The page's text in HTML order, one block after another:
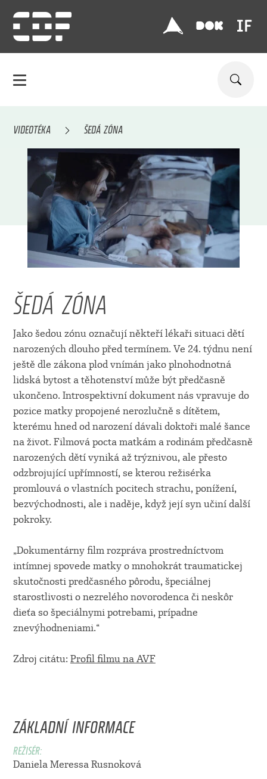
VIDEOTÉKA ŠEDÁ ZÓNA
ŠEDÁ ZÓNA
Jako šedou zónu označují někteří lékaři situaci dětí
narozených dlouho před termínem. Ve 24. týdnu není
ještě dle zákona plod vnímán jako plnohodnotná
lidská bytost a těhotenství může být předčasně
ukončeno. Introspektivní dokument nás vpravuje do
pozice matky propojené nerozlučně s dítětem,
kterému hned od narození dávali doktoři malé šance
na život. Filmová pocta matkám a rodinám předčasně
narozených dětí vyniká až trýznivou, ale přesto
odzbrojující upřímností, se kterou režisérka
promlouvá o vlastních pocitech strachu, ponížení,
bezvýchodnosti, ale i naděje, když její syn učiní další
pokroky.
„Dokumentárny film rozpráva prostredníctvom
intímnej spovede matky o mnohokrát traumatickej
skutočnosti predčasného pôrodu, špeciálnej
starostlivosti o nezrelého novorodenca či neskôr
dieťa so špeciálnymi potrebami, prípadne
znevýhodneniami.“
Zdroj citátu: Profil filmu na AVF
ZÁKLADNÍ INFORMACE
REŽISÉR:
Daniela Meressa Rusnoková